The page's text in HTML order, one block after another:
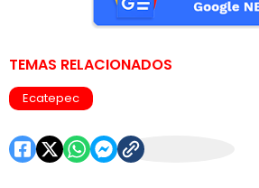
TEMAS RELACIONADOS
Ecatepec